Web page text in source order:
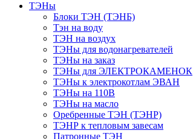
ТЭНы
Блоки ТЭН (ТЭНБ)
Тэн на воду
ТЭН на воздух
ТЭНы для водонагревателей
ТЭНы на заказ
ТЭНы для ЭЛЕКТРОКАМЕНОК
ТЭНы к электрокотлам ЭВАН
ТЭНы на 110В
ТЭНы на масло
Оребренные ТЭН (ТЭНР)
ТЭНР к тепловым завесам
Патронные ТЭН